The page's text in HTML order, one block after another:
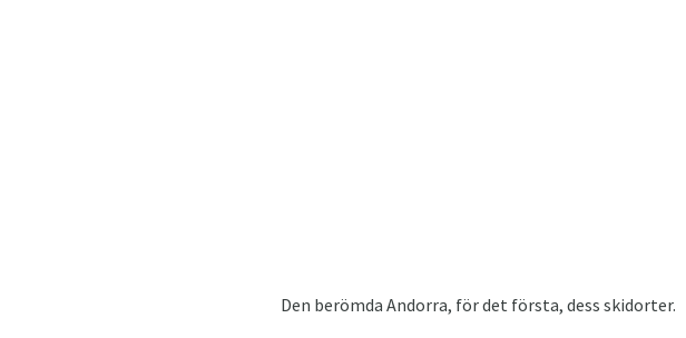
Den berömda Andorra, för det första, dess skidorter.